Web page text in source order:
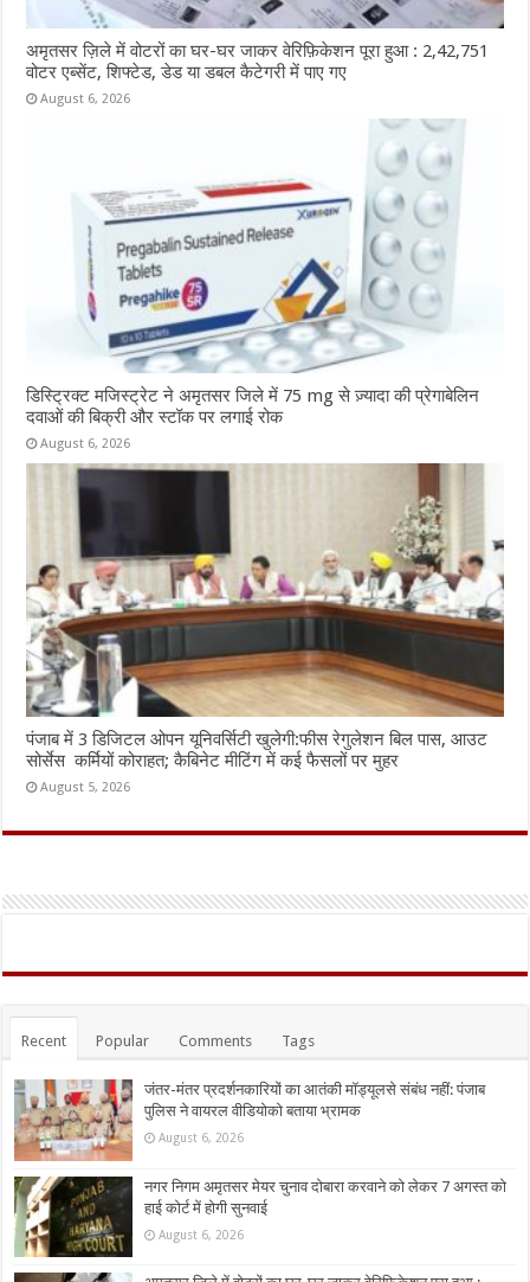
अमृतसर ज़िले में वोटरों का घर-घर जाकर वेरिफ़िकेशन पूरा हुआ : 2,42,751
वोटर एब्सेंट, शिफ्टेड, डेड या डबल कैटेगरी में पाए गए
August 6, 2026
डिस्ट्रिक्ट मजिस्ट्रेट ने अमृतसर जिले में 75 mg से ज़्यादा की प्रेगाबेलिन
दवाओं की बिक्री और स्टॉक पर लगाई रोक
August 6, 2026
पंजाब में 3 डिजिटल ओपन यूनिवर्सिटी खुलेगी:फीस रेगुलेशन बिल पास, आउट
सोर्सेस कर्मियों कोराहत; कैबिनेट मीटिंग में कई फैसलों पर मुहर
August 5, 2026
Recent Popular Comments Tags
जंतर-मंतर प्रदर्शनकारियों का आतंकी मॉड्यूलसे संबंध नहीं: पंजाब
पुलिस ने वायरल वीडियोको बताया भ्रामक
August 6, 2026
नगर निगम अमृतसर मेयर चुनाव दोबारा करवाने को लेकर 7 अगस्त को
हाई कोर्ट में होगी सुनवाई
August 6, 2026